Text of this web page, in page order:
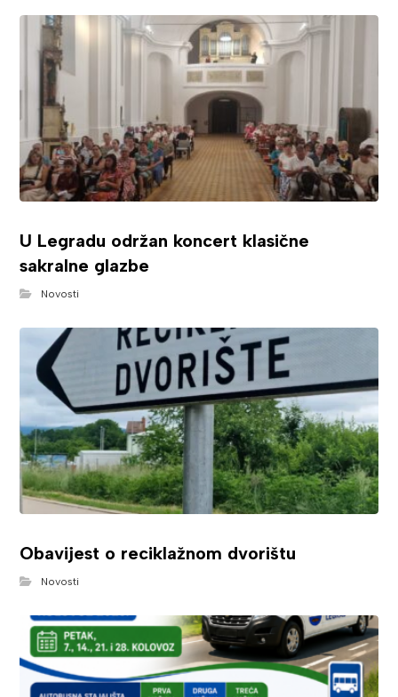
U Legradu održan koncert klasične
sakralne glazbe
Novosti
Obavijest o reciklažnom dvorištu
Novosti